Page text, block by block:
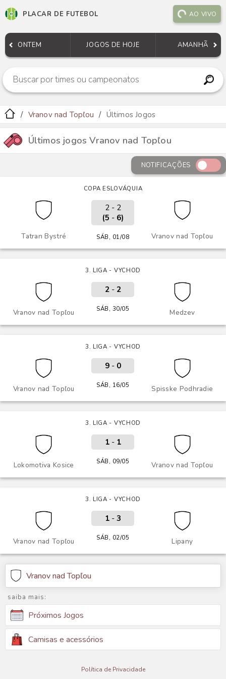
PLACAR DE FUTEBOL AO VIVO
ONTEM JOGOS DE HOJE AMANHÃ
Vranov nad Topľou Últimos Jogos
Últimos jogos Vranov nad Topľou
NOTIFICAÇÕES
COPA ESLOVÁQUIA
Tatran Bystré Vranov nad Topľou
2 - 2
(5 - 6)
SÁB, 01/08
3. LIGA - VYCHOD
Vranov nad Topľou Medzev
2- 2
SÁB, 30/05
3. LIGA - VYCHOD
Vranov nad Topľou Spisske Podhradie
9- 0
SÁB, 16/05
3. LIGA - VYCHOD
Lokomotiva Kosice Vranov nad Topľou
1- 1
SÁB, 09/05
3. LIGA - VYCHOD
Vranov nad Topľou Lipany
1- 3
SÁB, 02/05
Vranov nad Topľou
saiba mais:
Próximos Jogos
Camisas e acessórios
Política de Privacidade